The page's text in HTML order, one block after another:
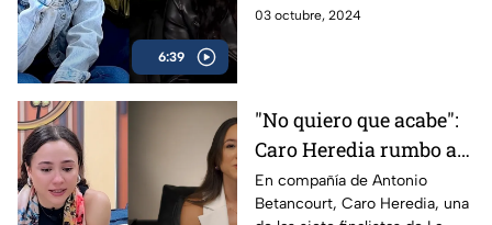
6:39
la compañía de Antonio
03 octubre, 2024
"No quiero que acabe":
Caro Heredia rumbo a
la final de La Academia
2024
En compañía de Antonio
Betancourt, Caro Heredia, una